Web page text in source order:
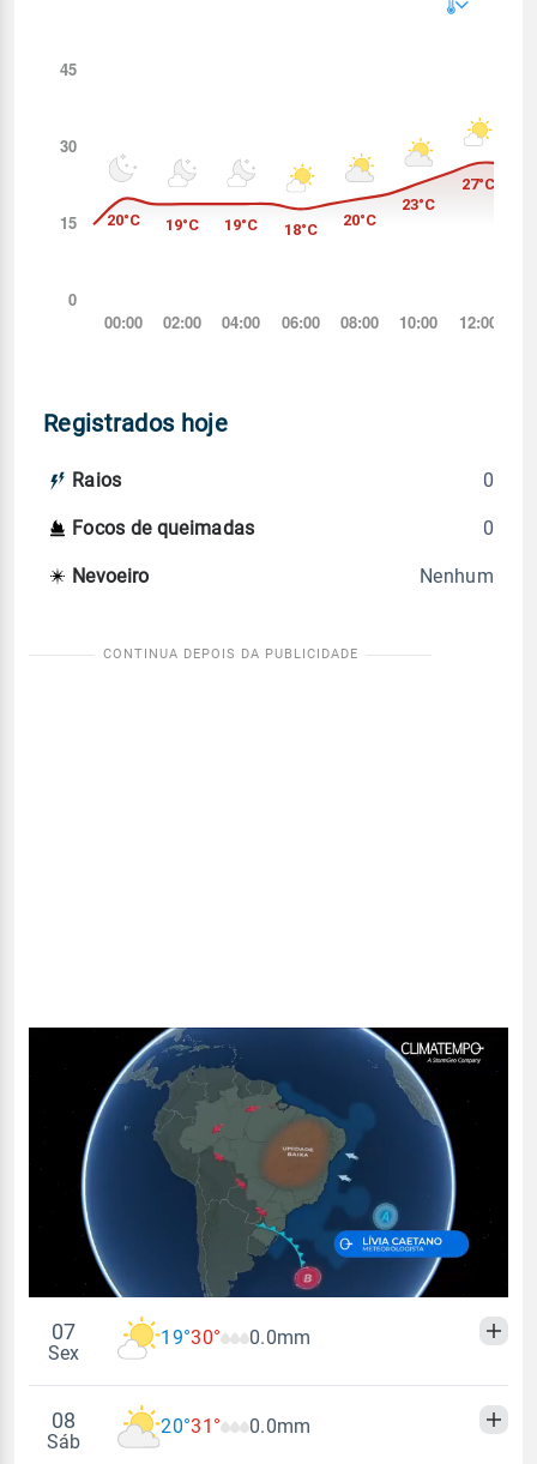
Registrados hoje
Raios 0
Focos de queimadas 0
Nevoeiro Nenhum
07
Sex
19°30° 0.0mm
MadrugadaManhãTarde
08
Sáb
20°31° 0.0mm